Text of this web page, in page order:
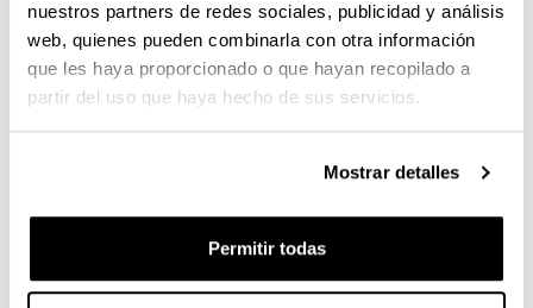
nuestros partners de redes sociales, publicidad y análisis
web, quienes pueden combinarla con otra información
que les haya proporcionado o que hayan recopilado a
partir del uso que haya hecho de sus servicios.
Mostrar detalles
Permitir todas
Se ha desvirtuado el concepto defascista, igual
porque se desconoce qué es realmente el
fascismo.
la que repasaremos qué es, qué fue y qué puede
¿Existe el fascismo en la sociedad de hoy en
día?